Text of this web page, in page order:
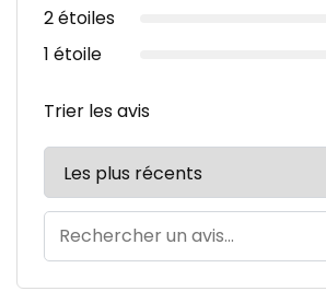
2 étoiles
1 étoile
Trier les avis